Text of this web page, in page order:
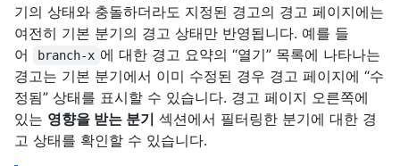
기의 상태와 충돌하더라도 지정된 경고의 경고 페이지에는
여전히 기본 분기의 경고 상태만 반영됩니다. 예를 들
어
branch-x 에 대한 경고 요약의 “열기” 목록에 나타나는
경고는 기본 분기에서 이미 수정된 경우 경고 페이지에 “수
정됨” 상태를 표시할 수 있습니다. 경고 페이지 오른쪽에
있는 영향을 받는 분기 섹션에서 필터링한 분기에 대한 경
고 상태를 확인할 수 있습니다.